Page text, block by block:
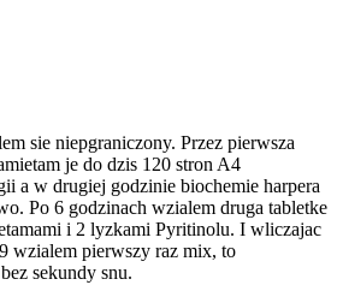
sie niepgraniczony. Przez pierwsza
je do dzis 120 stron A4
a w drugiej godzinie biochemie harpera
Po 6 godzinach wzialem druga tabletke
i 2 lyzkami Pyritinolu. I wliczajac
wzialem pierwszy raz mix, to
sekundy snu.